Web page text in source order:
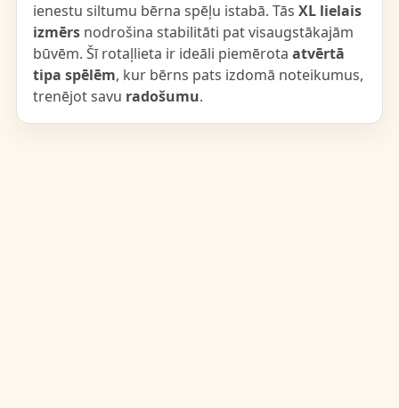
ienestu siltumu bērna spēļu istabā. Tās XL lielais
izmērsnodrošina stabilitāti pat visaugstākajām
būvēm. Šī rotaļlieta ir ideāli piemērota atvērtā
tipa spēlēm, kur bērns pats izdomā noteikumus,
trenējot savu radošumu.